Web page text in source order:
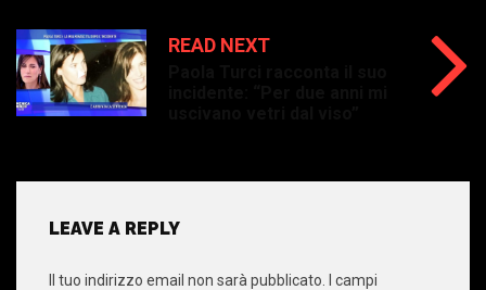
READ NEXT
LEAVE A REPLY
Il tuo indirizzo email non sarà pubblicato. I campi